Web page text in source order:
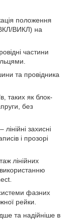
положення
ВИКЛ) на
частини
та провідника
таких як блок-
без
захисні
і прозорі
лінійних
фазних
рейки.
та надійніше в